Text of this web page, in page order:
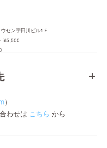
セン宇田川ビル1Ｆ
¥5,500
）
わせは こちら から